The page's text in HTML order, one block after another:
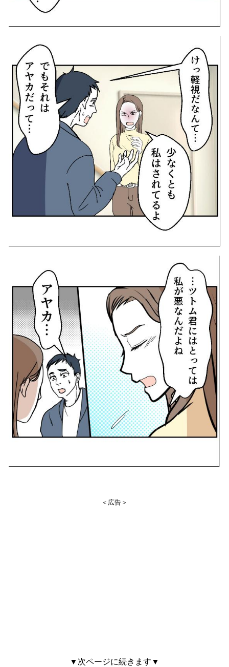
＜広告＞
▼次ページに続きます▼